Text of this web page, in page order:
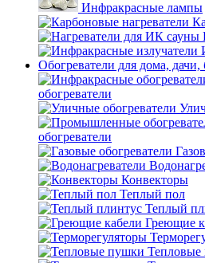
Инфракрасные лампы
Обогреватели для дома, дачи,
обогреватели
обогреватели
Конвекторы
Теплый пол
Теплый
Греющие